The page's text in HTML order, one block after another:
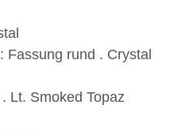
Fassung rund . Crystal
Lt. Smoked Topaz